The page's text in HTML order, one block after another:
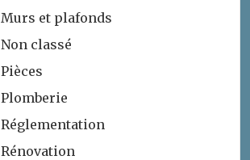
Murs et plafonds
Non classé
Pièces
Plomberie
Réglementation
Rénovation